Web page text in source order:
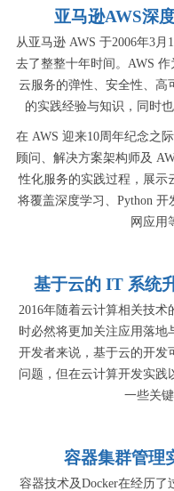
亚马逊AWS深
从亚马逊 AWS 于2006年3月
去了整整十年时间。AWS
云服务的弹性、安全性、高
的实践经验与知识，同时
在 AWS 迎来10周年纪念之
顾问、解决方案架构师及
性化服务的实践过程，展示
将覆盖深度学习、Python
网应用
基于云的 IT 系统
2016年随着云计算相关技
时必然将更加关注应用落
开发者来说，基于云的开发
问题，但在云计算开发实践
一些关
容器集群管理
容器技术及Docker在经历